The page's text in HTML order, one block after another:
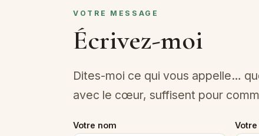
VOTRE MESSAGE
Écrivez-moi
Dites-moi ce qui vous appelle…
avec le cœur, suffisent pour
Votre nom